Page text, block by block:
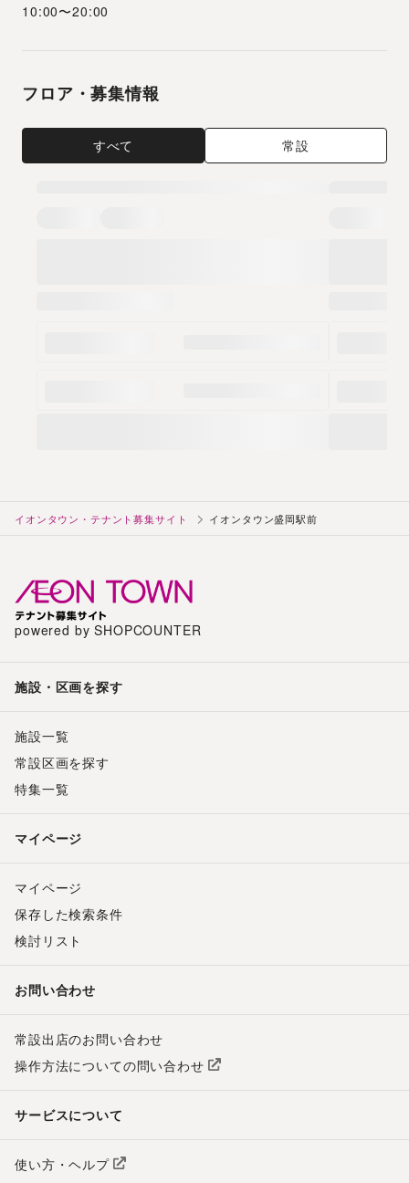
10:00〜20:00
フロア・募集情報
すべて 常設
イオンタウン・テナント募集サイト イオンタウン盛岡駅前
powered by SHOPCOUNTER
施設・区画を探す
施設一覧
常設区画を探す
特集一覧
マイページ
マイページ
保存した検索条件
検討リスト
お問い合わせ
常設出店のお問い合わせ
操作方法についての問い合わせ
サービスについて
使い方・ヘルプ